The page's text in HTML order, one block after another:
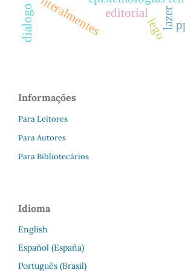
literalmentes editorial lazer
lego
Informações
Para Leitores
Para Autores
Para Bibliotecários
Idioma
English
Español (España)
Português (Brasil)